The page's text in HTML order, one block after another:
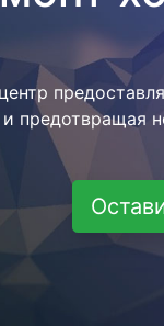
и отвезет в
внутри
как закончит с
бесплатных